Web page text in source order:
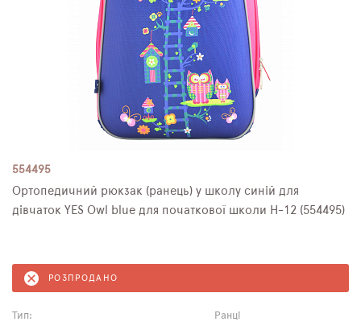
554495
Ортопедичний рюкзак (ранець) у школу синій для
дівчаток YES Owl blue для початкової школи H-12 (554495)
РОЗПРОДАНО
Тип:
Ранці